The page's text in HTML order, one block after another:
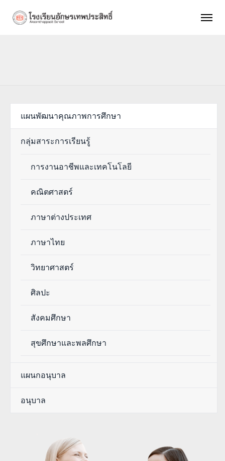
แผนพัฒนาคุณภาพการศึกษา
กลุ่มสาระการเรียนรู้
การงานอาชีพและเทคโนโลยี
คณิตศาสตร์
ภาษาต่างประเทศ
ภาษาไทย
วิทยาศาสตร์
ศิลปะ
สังคมศึกษา
สุขศึกษาและพลศึกษา
แผนกอนุบาล
อนุบาล